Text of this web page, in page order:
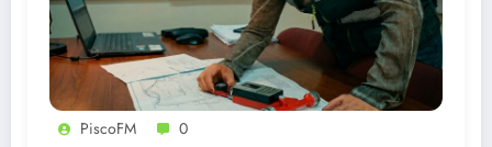
PiscoFM 0